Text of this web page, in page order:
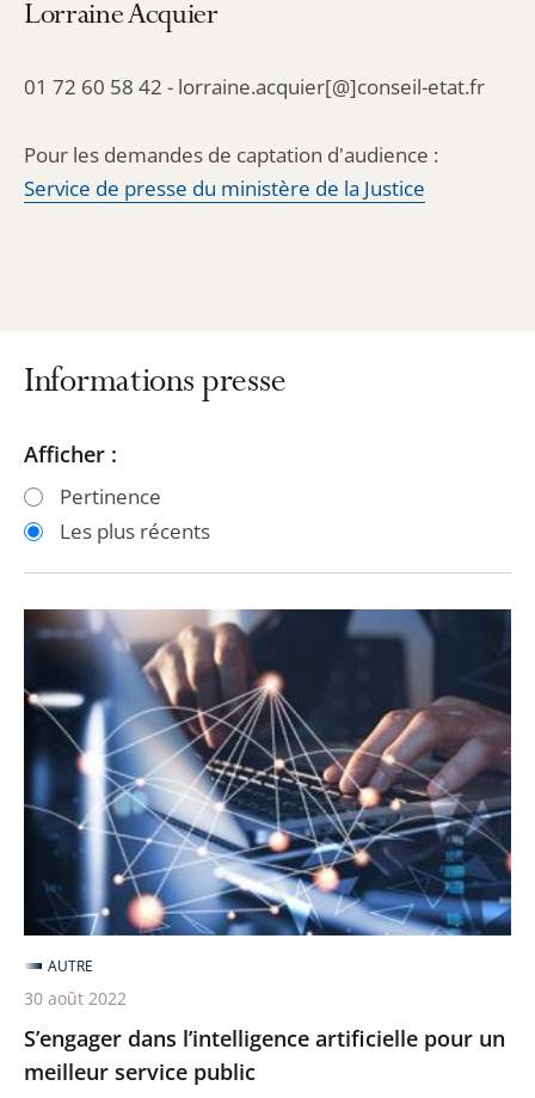
Lorraine Acquier
01 72 60 58 42 - lorraine.acquier[@]conseil-etat.fr
Pour les demandes de captation d'audience :
Service de presse du ministère de la Justice
Informations presse
Passer
les
filtres
après
Passer
les
filtres
avant
Afficher :
Pertinence
Les plus récents
S’engager
dans
l’intelligence
artificielle
pour
meilleur
service
public
S’engager dans l’intelligence artificielle pour un
meilleur service public
AUTRE
30 août 2022